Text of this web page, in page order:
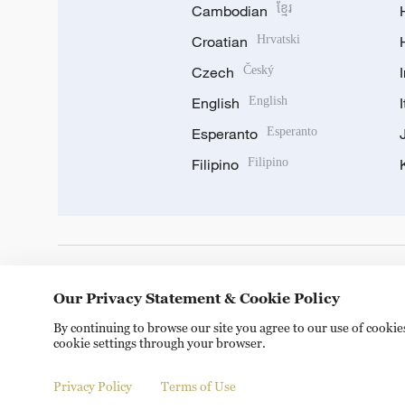
Cambodian ខ្មែរ
Croatian Hrvatski
Czech Český
English English
Esperanto Esperanto
Filipino Filipino
Copyright © 2024 CGTN. 京ICP备20000184号
Our Privacy Statement & Cookie Policy
By continuing to browse our site you agree to our use of
cookie settings through your browser.
Privacy Policy Terms of Use